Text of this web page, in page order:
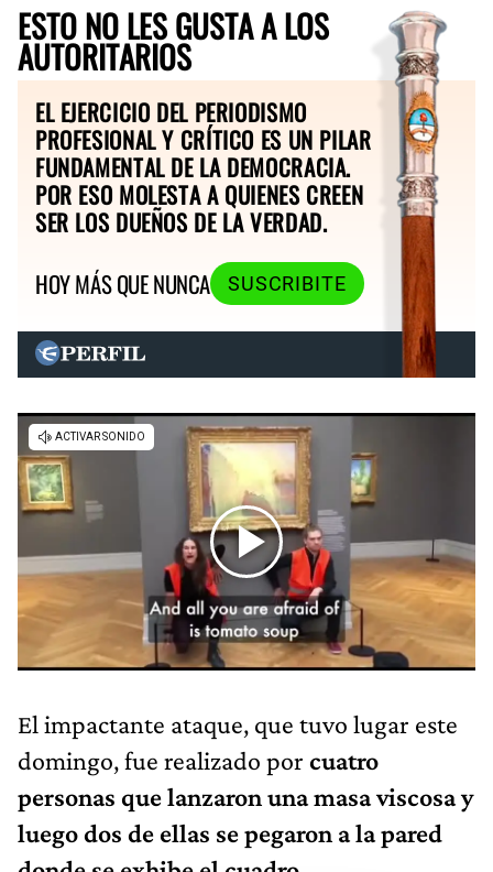
ESTO NO LES GUSTA A LOS
AUTORITARIOS
EL EJERCICIO DEL PERIODISMO
PROFESIONAL Y CRÍTICO ES UN PILAR
FUNDAMENTAL DE LA DEMOCRACIA.
POR ESO MOLESTA A QUIENES CREEN
SER LOS DUEÑOS DE LA VERDAD.
HOY MÁS QUE NUNCA
SUSCRIBITE
El impactante ataque, que tuvo lugar este
domingo, fue realizado por cuatro
personas que lanzaron una masa viscosa y
luego dos de ellas se pegaron a la pared